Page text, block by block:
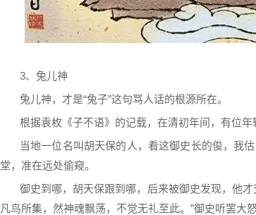
3、兔儿神
兔儿神，才是“兔子”这句骂人话的根源所在。
根据袁枚《子不语》的记载，在清初年间，有位年
当地一位名叫胡天保的人，看这御史长的俊，
堂，准在远处偷窥。
御史到哪，胡天保跟到哪，后来被御史发现，他
凡鸟所集，然神魂飘荡，不觉无礼至此。”御史听罢大